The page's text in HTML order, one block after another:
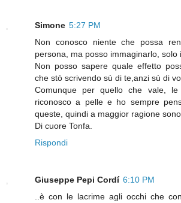
Simone 5:27 PM
Non conosco niente che possa
persona, ma posso immaginarlo, solo
Non posso sapere quale effetto
che stò scrivendo sù di te,anzi sù di
Comunque per quello che vale,
riconosco a pelle e ho sempre
queste, quindi a maggior ragione
Di cuore Tonfa.
Rispondi
Giuseppe Pepi Cordí 6:10 PM
..è con le lacrime agli occhi che